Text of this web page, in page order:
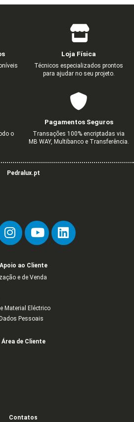
Loja Física
Técnicos especializados prontos
para ajudar no seu projeto.
o
Pagamentos Seguros
Transações 100% encriptadas via
MB WAY, Multibanco e Transferência.
Pedralux.pt
Apoio ao Cliente
e de Venda
Material Eléctrico
Pessoais
Área de Cliente
Contatos